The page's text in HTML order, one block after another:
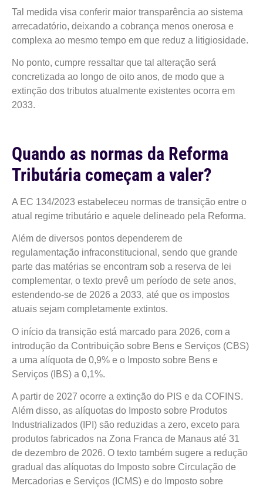
Tal medida visa conferir maior transparência ao sistema
arrecadatório, deixando a cobrança menos onerosa e
complexa ao mesmo tempo em que reduz a litigiosidade.
No ponto, cumpre ressaltar que tal alteração será
concretizada ao longo de oito anos, de modo que a
extinção dos tributos atualmente existentes ocorra em
2033.
Quando as normas da Reforma
Tributária começam a valer?
A EC 134/2023 estabeleceu normas de transição entre o
atual regime tributário e aquele delineado pela Reforma.
Além de diversos pontos dependerem de
regulamentação infraconstitucional, sendo que grande
parte das matérias se encontram sob a reserva de lei
complementar, o texto prevê um período de sete anos,
estendendo-se de 2026 a 2033, até que os impostos
atuais sejam completamente extintos.
O início da transição está marcado para 2026, com a
introdução da Contribuição sobre Bens e Serviços (CBS)
a uma alíquota de 0,9% e o Imposto sobre Bens e
Serviços (IBS) a 0,1%.
A partir de 2027 ocorre a extinção do PIS e da COFINS.
Além disso, as alíquotas do Imposto sobre Produtos
Industrializados (IPI) são reduzidas a zero, exceto para
produtos fabricados na Zona Franca de Manaus até 31
de dezembro de 2026. O texto também sugere a redução
gradual das alíquotas do Imposto sobre Circulação de
Mercadorias e Serviços (ICMS) e do Imposto sobre